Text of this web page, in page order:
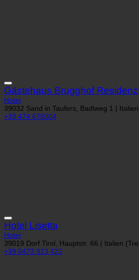
Gästehaus Brugghof Residenz
Hotel
39032 Sand in Taufers, Badlweg 1 |
+39 474 678004
Hotel Lisetta
Hotel
39019 Dorf Tirol, Hauptstr. 66 | Italien
+39 0473 923 422